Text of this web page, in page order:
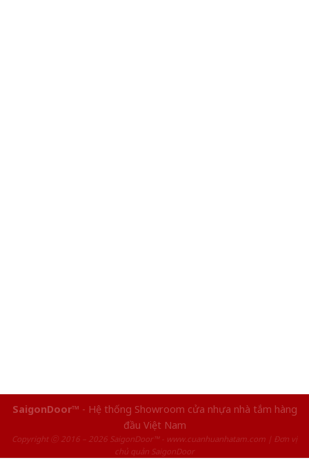
SaigonDoor™ - Hệ thống Showroom cửa nhựa nhà tắm hàng
đầu Việt Nam
Copyright ⓒ 2016 – 2026 SaigonDoor™ - www.cuanhuanhatam.com | Đơn vị
chủ quản SaigonDoor